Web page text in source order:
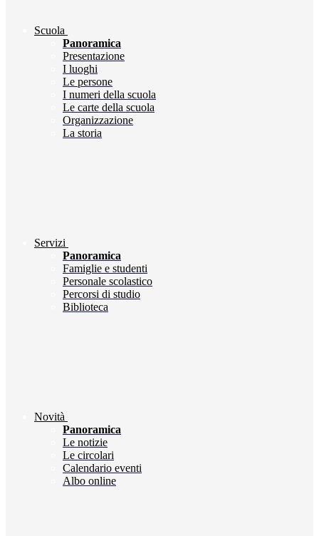
Scuola
Panoramica
Presentazione
I luoghi
Le persone
I numeri della scuola
Le carte della scuola
Organizzazione
La storia
Servizi
Panoramica
Famiglie e studenti
Personale scolastico
Percorsi di studio
Biblioteca
Novità
Panoramica
Le notizie
Le circolari
Calendario eventi
Albo online